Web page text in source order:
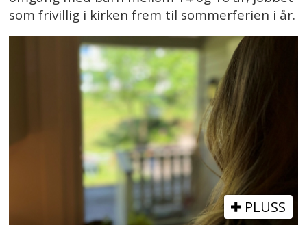
som frivillig i kirken frem til sommerferien i år.
PLUSS